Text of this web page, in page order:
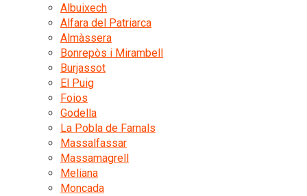
Albuixech
Alfara del Patriarca
Almàssera
Bonrepòs i Mirambell
Burjassot
El Puig
Foios
Godella
La Pobla de Farnals
Massalfassar
Massamagrell
Meliana
Moncada